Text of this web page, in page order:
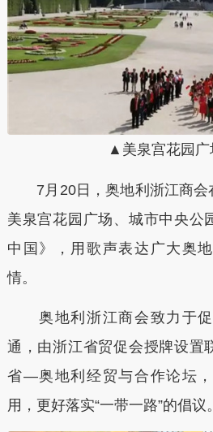
▲美泉宫花园广
7月20日，奥地利浙江商会
美泉宫花园广场、城市中央公
中国》，用歌声表达广大奥
情。
奥地利浙江商会致力于促
通，由浙江省贸促会授牌设置
省—奥地利经贸与合作论坛
用，更好落实“一带一路”的倡议。